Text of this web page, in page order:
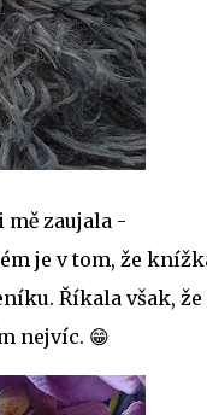
mě zaujala -
je v tom, že
Říkala však,
nejvíc. 😁